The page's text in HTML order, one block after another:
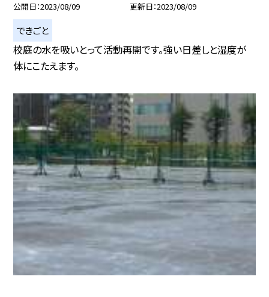
公開日 2023/08/09 更新日 2023/08/09
できごと
校庭の水を吸いとって活動再開です。強い日差しと湿度が
体にこたえます。